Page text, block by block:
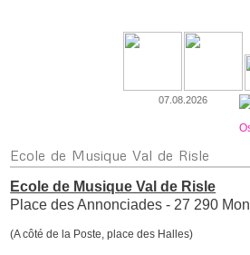
07.08.2026
Ecole de Musique Val de Risle
Ecole de Musique Val de Risle
Place des Annonciades - 27 290
(A côté de la Poste, place des Halles)